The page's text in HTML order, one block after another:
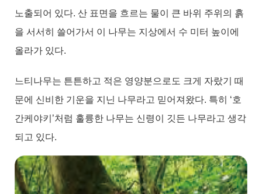
노출되어 있다. 산 표면을 흐르는 물이 큰 바위 주위의 흙
을 서서히 쓸어가서 이 나무는 지상에서 수 미터 높이에
올라가 있다.
느티나무는 튼튼하고 적은 영양분으로도 크게 자랐기 때
문에 신비한 기운을 지닌 나무라고 믿어져왔다. 특히 ‘호
간케야키’처럼 훌륭한 나무는 신령이 깃든 나무라고 생각
되고 있다.